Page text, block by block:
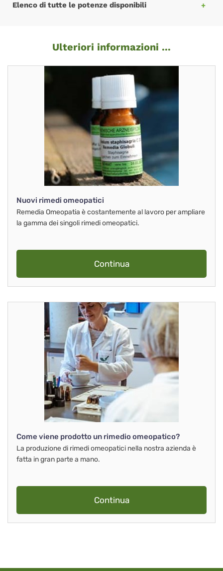
Elenco di tutte le potenze disponibili
Ulteriori informazioni ...
Nuovi rimedi omeopatici
Remedia Omeopatia è costantemente al lavoro per ampliare
la gamma dei singoli rimedi omeopatici.
Continua
Come viene prodotto un rimedio omeopatico?
La produzione di rimedi omeopatici nella nostra azienda è
fatta in gran parte a mano.
Continua